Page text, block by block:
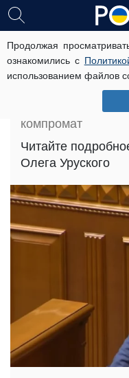
Продолжая
ознакомились с
использованием файлов
Уруский Олег
биография и
Досье
Уруский Олег
компромат
Читайте
Олега Уруского